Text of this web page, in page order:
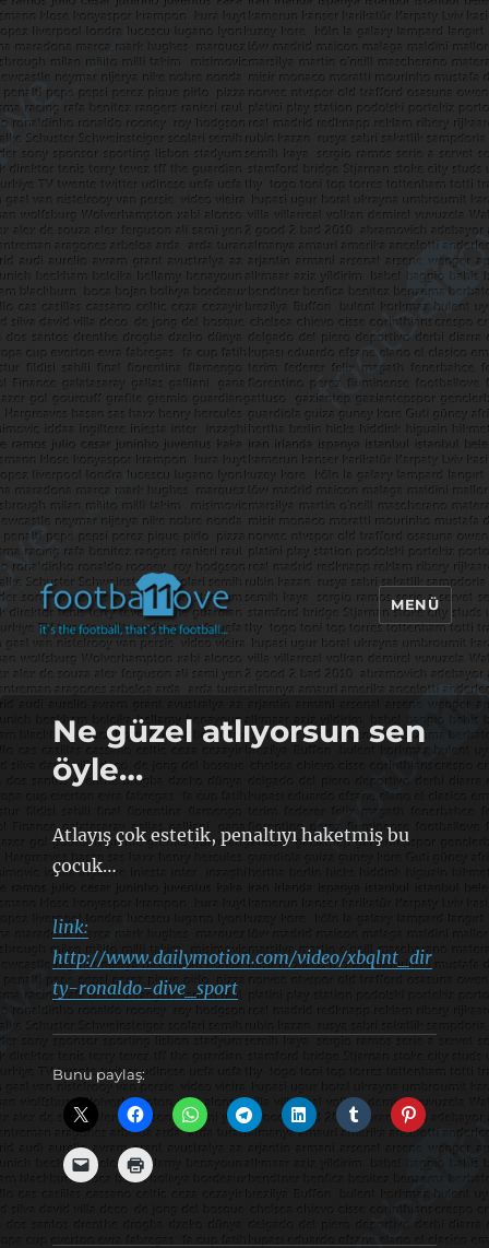
footbaLLove
MENÜ
Ne güzel atlıyorsun sen
öyle…
Atlayış çok estetik, penaltıyı haketmiş bu
çocuk…
link:
http://www.dailymotion.com/video/xbqlnt_dir
ty-ronaldo-dive_sport
Bunu paylaş: